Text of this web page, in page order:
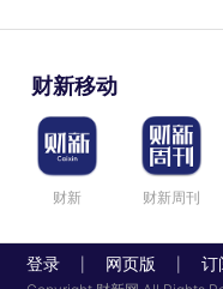
财新移动
财新 财新周刊
登录 网页版 订